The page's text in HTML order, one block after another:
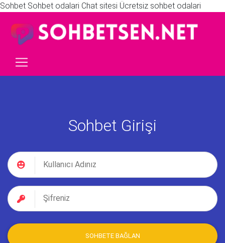
Sohbet Sohbet odalari Chat sitesi Ücretsiz sohbet odalari
Sohbet Girişi
SOHBETE BAĞLAN